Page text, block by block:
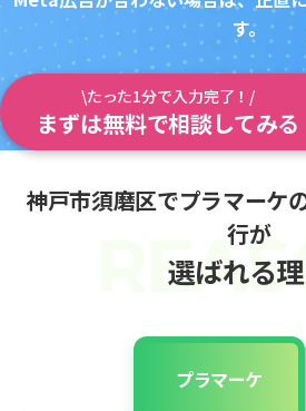
す。
\たった1分で入力完了！/
まずは無料で相談してみる
神戸市須磨区でプラマーケ
行が
選ばれる
プラマーケ